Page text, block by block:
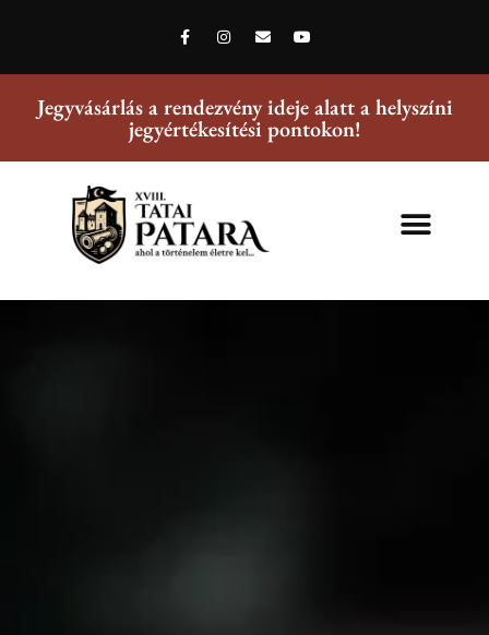
Jegyvásárlás a rendezvény ideje alatt a helyszíni
jegyértékesítési pontokon!